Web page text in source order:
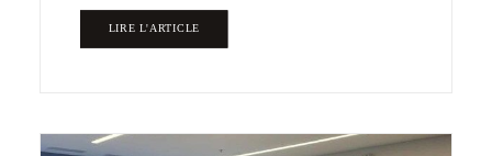
LIRE L'ARTICLE